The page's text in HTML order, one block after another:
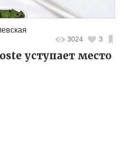
3024 3
уступает место